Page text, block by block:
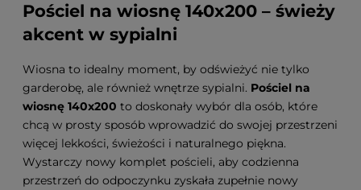
Pościel na wiosnę 140x200 – świeży
akcent w sypialni
Wiosna to idealny moment, by odświeżyć nie tylko
garderobę, ale również wnętrze sypialni. Pościel na
wiosnę 140x200 to doskonały wybór dla osób, które
chcą w prosty sposób wprowadzić do swojej przestrzeni
więcej lekkości, świeżości i naturalnego piękna.
Wystarczy nowy komplet pościeli, aby codzienna
przestrzeń do odpoczynku zyskała zupełnie nowy